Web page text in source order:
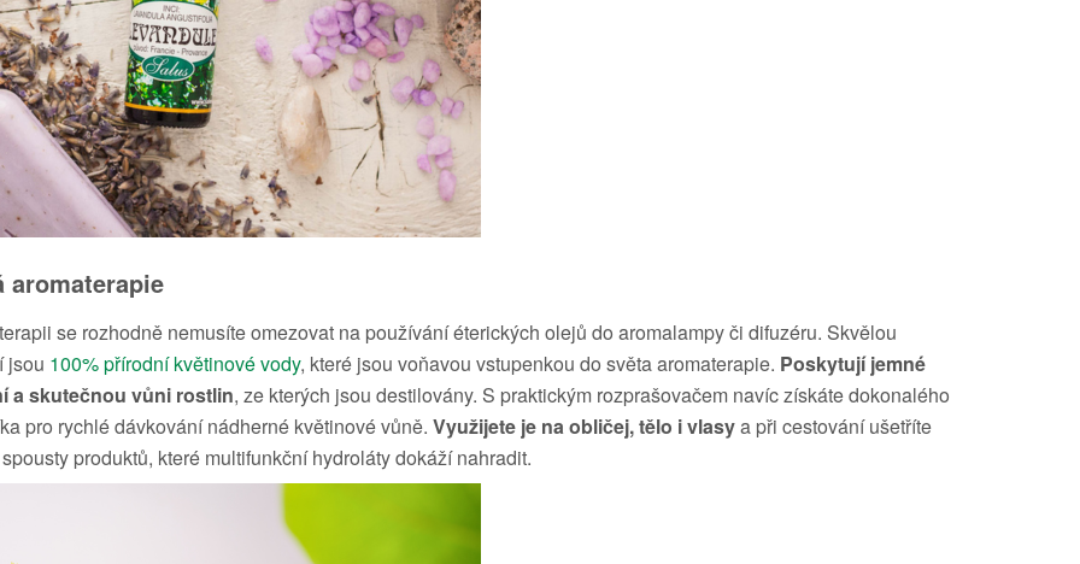
aromaterapie
se rozhodně nemusíte omezovat na používání éterických olejů do aromalampy či difuzéru. Skvělou
jsou 100% přírodní květinové vody, které jsou voňavou vstupenkou do světa aromaterapie. Poskytují jemné
a skutečnou vůni rostlin, ze kterých jsou destilovány. S praktickým rozprašovačem navíc získáte dokonalého
pro rychlé dávkování nádherné květinové vůně. Využijete je na obličej, tělo i vlasya při cestování ušetříte
produktů, které multifunkční hydroláty dokáží nahradit.